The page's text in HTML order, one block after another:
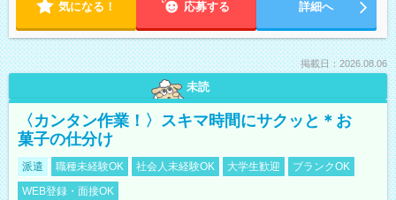
気になる！ 応募する 詳細へ
掲載日：2026.08.06
未読
〈カンタン作業！〉スキマ時間にサクッと＊お
菓子の仕分け
派遣 職種未経験OK 社会人未経験OK 大学生歓迎
ブランクOK
WEB登録・面接OK